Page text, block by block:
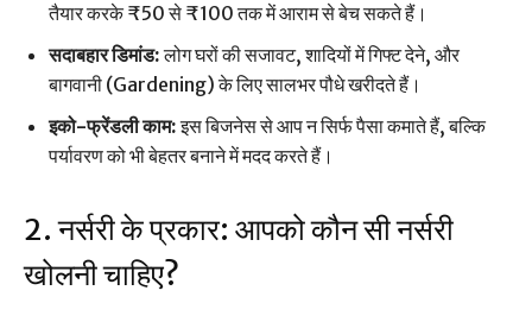
तैयार करके ₹50 से ₹100 तक में आराम से बेच सकते हैं।
सदाबहार डिमांड:लोग घरों की सजावट, शादियों में गिफ्ट देने, और
बागवानी (Gardening) के लिए सालभर पौधे खरीदते हैं।
इको-फ्रेंडली काम:इस बिजनेस से आप न सिर्फ पैसा कमाते हैं, बल्कि
पर्यावरण को भी बेहतर बनाने में मदद करते हैं।
2. नर्सरी के प्रकार: आपको कौन सी नर्सरी
खोलनी चाहिए?